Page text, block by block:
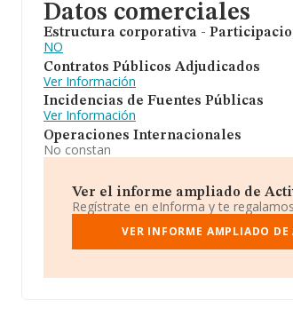
Datos comerciales
Estructura corporativa -
NO
Contratos Públicos Adjudicados
Ver Información
Incidencias de Fuentes Públicas
Ver Información
Operaciones Internacionales
No constan
Ver el informe ampliado de
Regístrate en eInforma y te
VER INFORME AMPLIADO